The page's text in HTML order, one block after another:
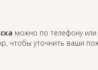
можно по телефону
чтобы уточнить ваши